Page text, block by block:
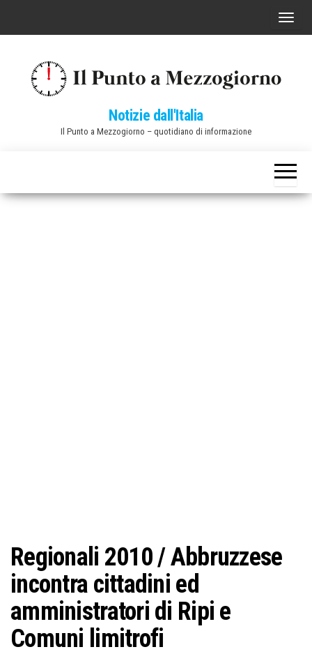
C
a
v
Notizie dall'Italia
Il Punto a Mezzogiorno – quotidiano di informazione
Regionali 2010 / Abbruzzese
incontra cittadini ed
amministratori di Ripi e
Comuni limitrofi